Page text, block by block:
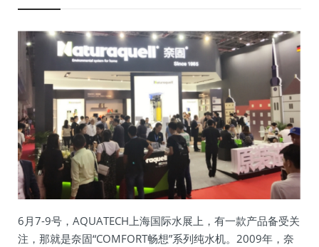
6月7-9号，AQUATECH上海国际水展上，有一款产品备受关
注，那就是奈固“COMFORT畅想”系列纯水机。2009年，奈